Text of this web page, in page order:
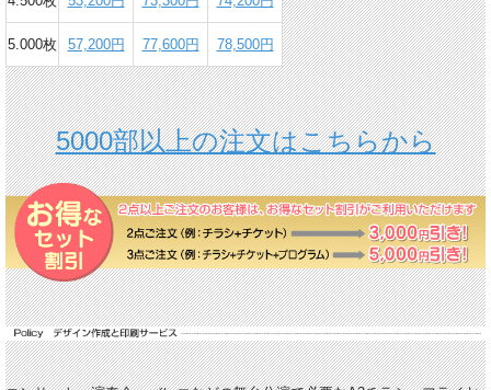
5.000枚 57,200円 77,600円 78,500円
5000部以上の注文はこちらから